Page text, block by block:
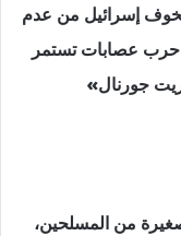
تتخوف إسرائيل من عدم
حرب عصابات تستمر
جورنال»
من المسلحين،